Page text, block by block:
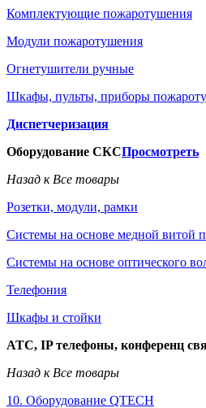
Комплектующие пожаротушения
Модули пожаротушения
Огнетушители ручные
Шкафы, пульты, приборы
Диспетчеризация
Оборудование СКСПросмотреть
Назад к Все товары
Розетки, модули, рамки
Системы на основе медной витой
Системы на основе оптического
Телефония
Шкафы и стойки
АТС, IP телефоны, конференц
Назад к Все товары
10. Оборудование QTECH